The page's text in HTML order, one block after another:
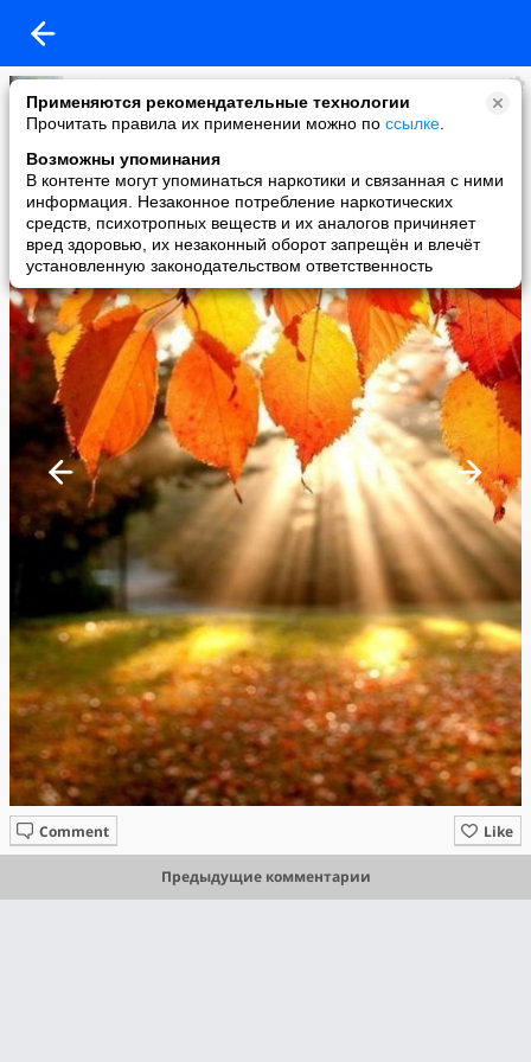
Применяются рекомендательные технологии
Прочитать правила их применении можно по ссылке
Возможны упоминания
В контенте могут упоминаться наркотики и связанная с ними
информация. Незаконное потребление наркотических
средств, психотропных веществ и их аналогов причиняет
вред здоровью, их незаконный оборот запрещён и влечёт
установленную законодательством ответственность
Любовь Литвинова
added a photo
06 Oct в 20:42
Like
Comment
Предыдущие комментарии